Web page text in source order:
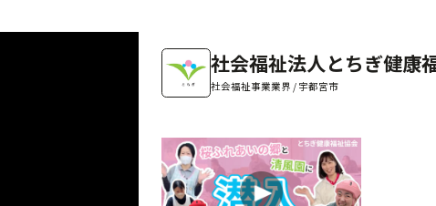
社会福祉法人とちぎ健康
社会福祉事業業界 / 宇都宮市